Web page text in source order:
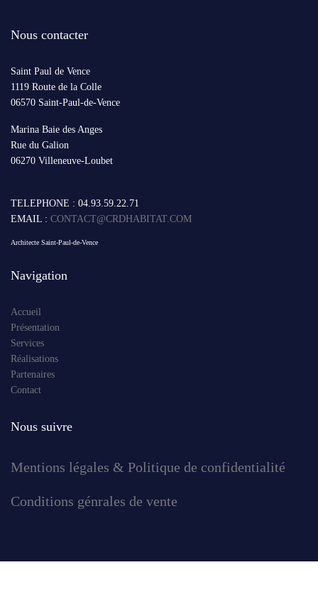
Nous contacter
Saint Paul de Vence
1119 Route de la Colle
06570 Saint-Paul-de-Vence
Marina Baie des Anges
Rue du Galion
06270 Villeneuve-Loubet
TELEPHONE : 04.93.59.22.71
EMAIL : CONTACT@CRDHABITAT.COM
Architecte Saint-Paul-de-Vence
Navigation
Accueil
Présentation
Services
Réalisations
Partenaires
Contact
Nous suivre
Mentions légales & Politique de confidentialité
Conditions génrales de vente